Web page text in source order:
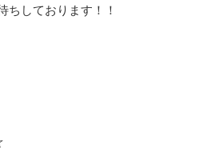
ちしております！！